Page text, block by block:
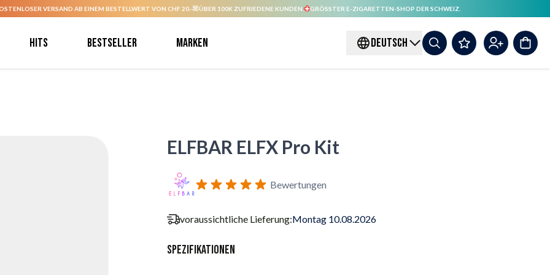
VERSAND AB EINEM BESTELLWERT VON CHF 20.- ÜBER 100K ZUFRIEDENE KUNDEN. GRÖSSTER E-ZIGARETTEN-SHOP DER SCHWEIZ.
Hits Bestseller Marken DEUTSCH
ELFBAR ELFX Pro Kit
Bewertungen
voraussichtliche Lieferung:Montag 10.08.2026
Spezifikationen